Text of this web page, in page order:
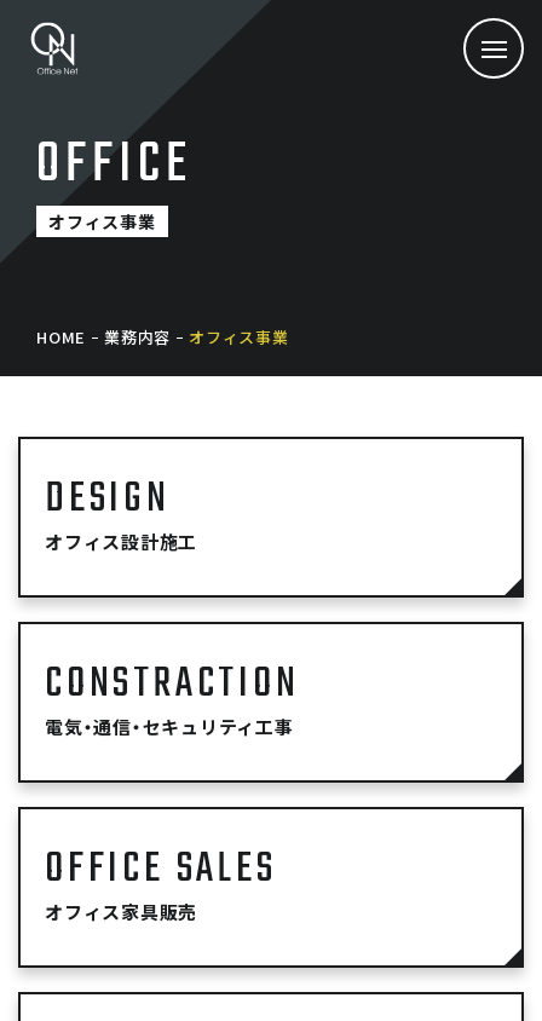
OFFICE
オフィス事業
HOME 業務内容 オフィス事業
DESIGN
オフィス設計施工
CONSTRACTION
電気・通信・セキュリティ工事
OFFICE SALES
オフィス家具販売